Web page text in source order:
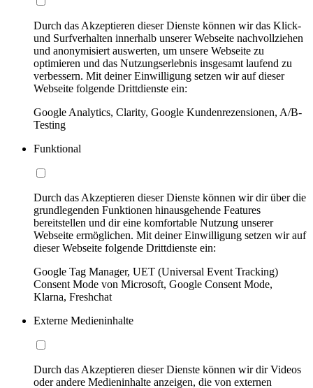
Durch das Akzeptieren dieser Dienste können wir das Klick-
und Surfverhalten innerhalb unserer Webseite nachvollziehen
und anonymisiert auswerten, um unsere Webseite zu
optimieren und das Nutzungserlebnis insgesamt laufend zu
verbessern. Mit deiner Einwilligung setzen wir auf dieser
Webseite folgende Drittdienste ein:
Google Analytics, Clarity, Google Kundenrezensionen, A/B-
Testing
Funktional
Durch das Akzeptieren dieser Dienste können wir dir über die
grundlegenden Funktionen hinausgehende Features
bereitstellen und dir eine komfortable Nutzung unserer
Webseite ermöglichen. Mit deiner Einwilligung setzen wir auf
dieser Webseite folgende Drittdienste ein:
Google Tag Manager, UET (Universal Event Tracking)
Consent Mode von Microsoft, Google Consent Mode,
Klarna, Freshchat
Externe Medieninhalte
Durch das Akzeptieren dieser Dienste können wir dir Videos
oder andere Medieninhalte anzeigen, die von externen